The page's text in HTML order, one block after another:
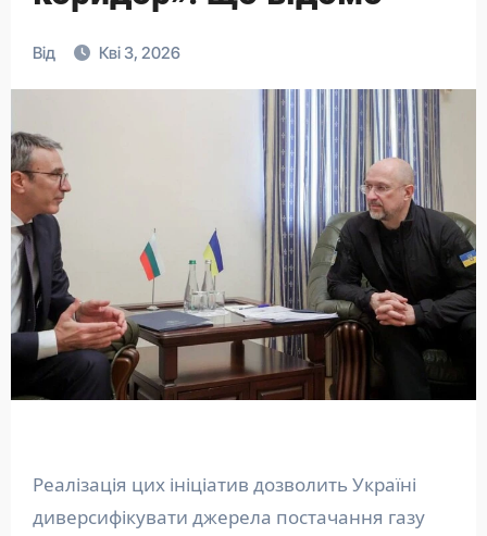
Від Кві 3, 2026
Реалізація цих ініціатив дозволить Україні
диверсифікувати джерела постачання газу